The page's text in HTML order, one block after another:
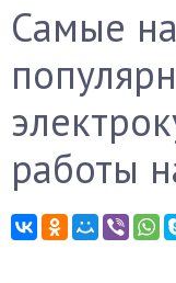
Самые
работы